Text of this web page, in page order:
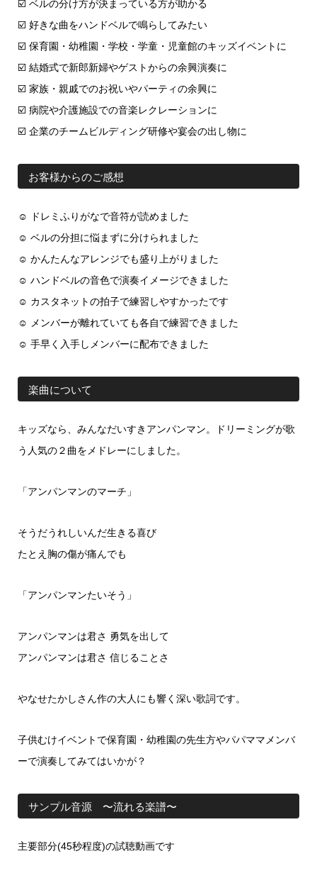
☑️ ベルの分け方が決まっている方が助かる
☑️ 好きな曲をハンドベルで鳴らしてみたい
☑️ 保育園・幼稚園・学校・学童・児童館のキッズイベントに
☑️ 結婚式で新郎新婦やゲストからの余興演奏に
☑️ 家族・親戚でのお祝いやパーティの余興に
☑️ 病院や介護施設での音楽レクレーションに
☑️ 企業のチームビルディング研修や宴会の出し物に
お客様からのご感想
☺ ドレミふりがなで音符が読めました
☺ ベルの分担に悩まずに分けられました
☺ かんたんなアレンジでも盛り上がりました
☺ ハンドベルの音色で演奏イメージできました
☺ カスタネットの拍子で練習しやすかったです
☺ メンバーが離れていても各自で練習できました
☺ 手早く入手しメンバーに配布できました
楽曲について
キッズなら、みんなだいすきアンパンマン。ドリーミングが歌
う人気の２曲をメドレーにしました。
「アンパンマンのマーチ」
そうだうれしいんだ生きる喜び
たとえ胸の傷が痛んでも
「アンパンマンたいそう」
アンパンマンは君さ 勇気を出して
アンパンマンは君さ 信じることさ
やなせたかしさん作の大人にも響く深い歌詞です。
子供むけイベントで保育園・幼稚園の先生方やパパママメンバ
ーで演奏してみてはいかが？
サンプル音源 〜流れる楽譜〜
主要部分(45秒程度)の試聴動画です